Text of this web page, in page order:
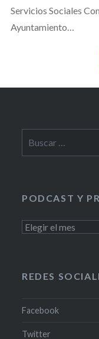
Servicios Sociales
Ayuntamiento…
PODCAST Y
PODCAST
REDES
Facebook
Twitter